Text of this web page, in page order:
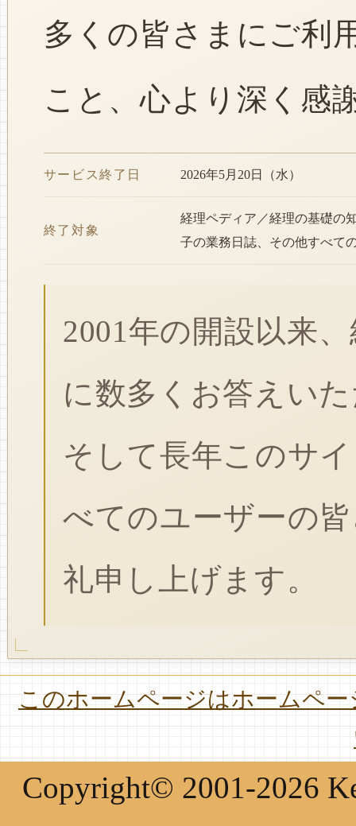
多くの皆さまにご利
こと、心より深く感
サービス終了日 2026年5月20日（水）
終了対象
経理ペディア／経理の基礎の
子の業務日誌、その他すべて
2001年の開設以来
に数多くお答えい
そして長年このサ
べてのユーザーの
礼申し上げます。
このホームページはホームペ
Copyright© 2001-2026